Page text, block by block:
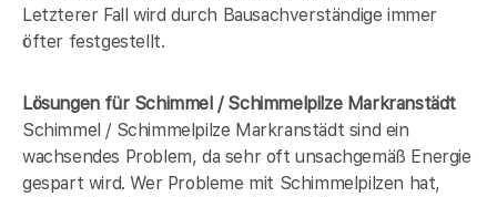
Letzterer Fall wird durch Bausachverständige immer
öfter festgestellt.
Lösungen für Schimmel / Schimmelpilze Markranstädt
Schimmel / Schimmelpilze Markranstädt sind ein
wachsendes Problem, da sehr oft unsachgemäß Energie
gespart wird. Wer Probleme mit Schimmelpilzen hat,